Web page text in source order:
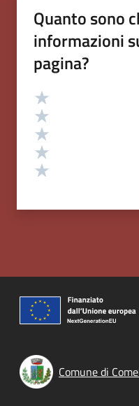
Quanto sono
informazioni
pagina?
Valutazione
Comune di